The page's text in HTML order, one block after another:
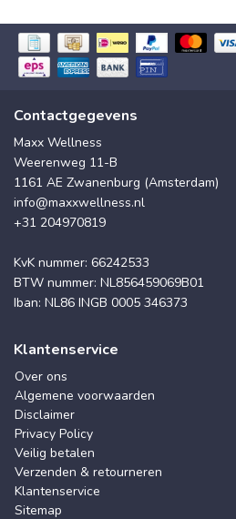
Contactgegevens
Maxx Wellness
Weerenweg 11-B
1161 AE Zwanenburg (Amsterdam)
info@maxxwellness.nl
+31 204970819
KvK nummer: 66242533
BTW nummer: NL856459069B01
Iban: NL86 INGB 0005 346373
Klantenservice
Over ons
Algemene voorwaarden
Disclaimer
Privacy Policy
Veilig betalen
Verzenden & retourneren
Klantenservice
Sitemap